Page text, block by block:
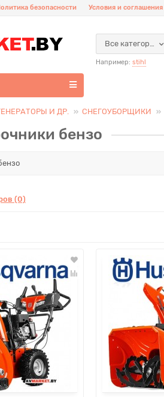
безопасности Условия и соглашения
Все категории
Например: stihl
И ДР. СНЕГОУБОРЩИКИ
бензо
(0)